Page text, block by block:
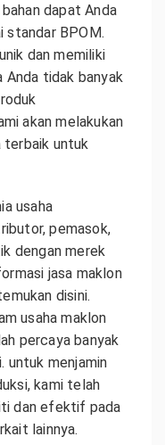
dapat Anda
standar BPOM.
dan memiliki
tidak banyak
akan melakukan
untuk
usaha
pemasok,
dengan merek
jasa maklon
disini.
usaha maklon
percaya banyak
untuk menjamin
kami telah
dan efektif pada
lainnya.